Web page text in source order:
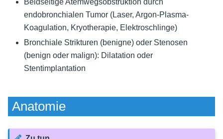
Beidseitige Atemwegsobstruktion durch
endobronchialen Tumor (Laser, Argon-Plasma-
Koagulation, Kryotherapie, Elektroschlinge)
Bronchiale Strikturen (benigne) oder Stenosen
(benign oder malign): Dilatation oder
Stentimplantation
Anatomie